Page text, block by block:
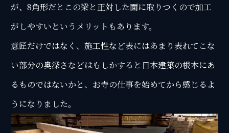
が、8角形だとこの梁と正対した面に取りつくので加工
がしやすいというメリットもあります。
意匠だけではなく、施工性など表にはあまり表れてこな
い部分の奥深さなどはもしかすると日本建築の根本にあ
るものではないかと、お寺の仕事を始めてから感じるよ
うになりました。